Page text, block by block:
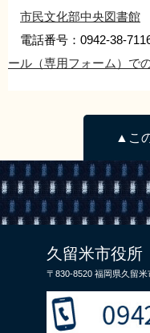
市民文化部中央図書館
電話番号：0942-38-
ール（専用フォーム）で
▲こ
久留米市役所
〒830-8520 福岡県久留